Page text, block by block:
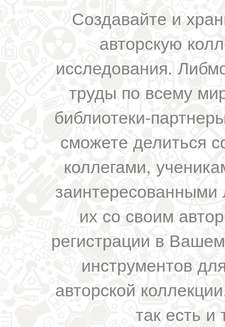
Создавайте и
авторскую
исследования.
труды по всему
библиотеки-
сможете делиться
коллегами,
их со своим
регистрации в
инструментов
авторской
так есть и